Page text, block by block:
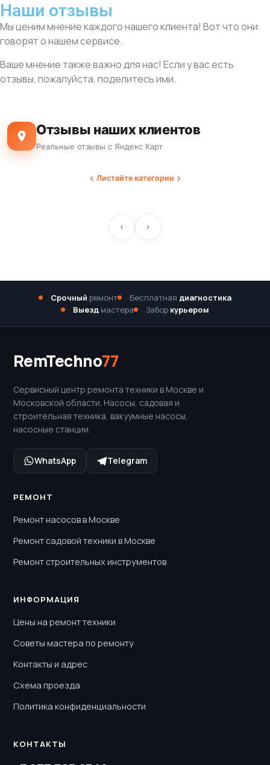
Наши отзывы
Мы ценим мнение каждого нашего клиента! Вот что они
говорят о нашем сервисе.
Ваше мнение также важно для нас! Если у вас есть
отзывы, пожалуйста, поделитесь ими.
Отзывы наших клиентов
Реальные отзывы с Яндекс Карт
Листайте категории
Срочный ремонт Бесплатная диагностика
Выезд мастера Забор курьером
RemTechno77
Сервисный центр ремонта техники в Москве и
Московской области. Насосы, садовая и
строительная техника, вакуумные насосы,
насосные станции.
WhatsApp Telegram
РЕМОНТ
Ремонт насосов в Москве
Ремонт садовой техники в Москве
Ремонт строительных инструментов
ИНФОРМАЦИЯ
Цены на ремонт техники
Советы мастера по ремонту
Контакты и адрес
Схема проезда
Политика конфиденциальности
КОНТАКТЫ